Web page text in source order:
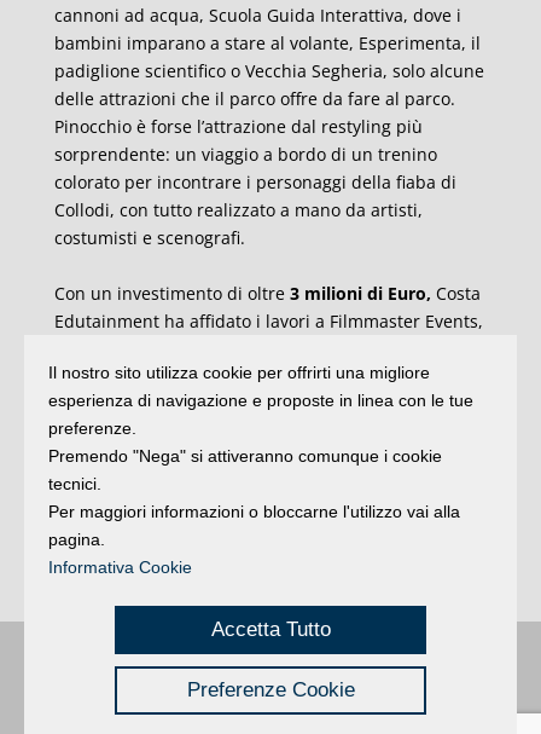
cannoni ad acqua, Scuola Guida Interattiva, dove i
bambini imparano a stare al volante, Esperimenta, il
padiglione scientifico o Vecchia Segheria, solo alcune
delle attrazioni che il parco offre da fare al parco.
Pinocchio è forse l’attrazione dal restyling più
sorprendente: un viaggio a bordo di un trenino
colorato per incontrare i personaggi della fiaba di
Collodi, con tutto realizzato a mano da artisti,
costumisti e scenografi.
Con un investimento di oltre 3 milioni di Euro, Costa
Edutainment ha affidato i lavori a Filmmaster Events,
creazione e produzione di eventi live e cerimonie, fra
le quali la recente ed emozionante apertura di
Euro2020. Sotto la direzione creativa di Alfredo
Accatino il parco è tornato a essere il luogo dove i
piccoli si sentono grandi e dove i grandi… tornano
bambini. Non tutto è cambiato però: in Piazza Italia,
l’imprevedibile Signora Gina continua da decenni a
gettare acqua sui vicini molesti!
Buongiorno:Riminié una testata registrata presso il Tribunale di Rimini
registrazione n. 2 /28/02/2012| © 2024 buongiornoRimini
Privacy | Credits
Il nostro sito utilizza cookie per offrirti una migliore
esperienza di navigazione e proposte in linea con le tue
preferenze.
Premendo "Nega" si attiveranno comunque i cookie
tecnici.
Per maggiori informazioni o bloccarne l'utilizzo vai alla
pagina.
Informativa Cookie
Accetta Tutto
Preferenze Cookie